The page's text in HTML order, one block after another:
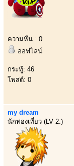
ความหื่น : 0
ออฟไลน์
กระทู้: 46
โพสต์: 0
my dream
นักท่องเที่ยว (LV 2.)